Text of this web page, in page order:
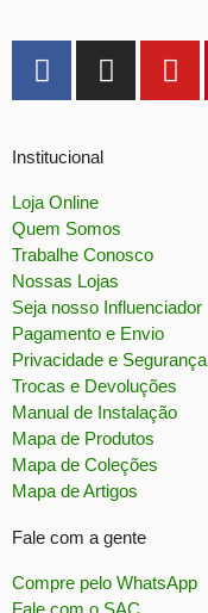
Institucional
Loja Online
Quem Somos
Trabalhe Conosco
Nossas Lojas
Seja nosso Influenciador
Pagamento e Envio
Privacidade e Segurança
Trocas e Devoluções
Manual de Instalação
Mapa de Produtos
Mapa de Coleções
Mapa de Artigos
Fale com a gente
Compre pelo WhatsApp